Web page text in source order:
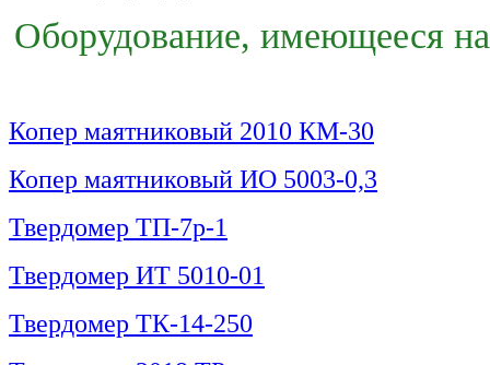
Оборудование, имеющееся
Копер маятниковый 2010 КМ-30
Копер маятниковый ИО 5003-0,3
Твердомер ТП-7р-1
Твердомер ИТ 5010-01
Твердомер ТК-14-250